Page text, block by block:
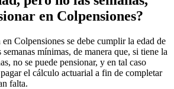
en Colpensiones?
Colpensiones se debe cumplir la edad de
mínimas, de manera que, si tiene la
no se puede pensionar, y en tal caso
el cálculo actuarial a fin de completar
falta.